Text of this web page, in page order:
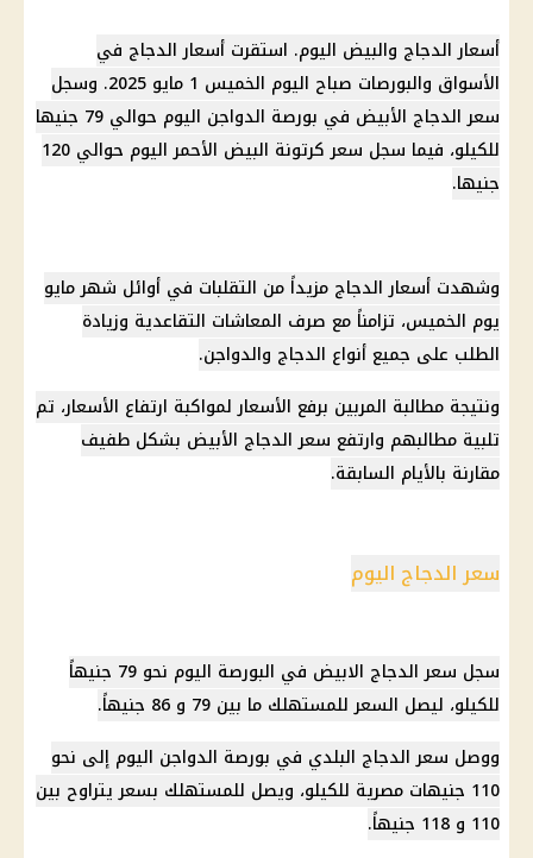
أسعار الدجاج والبيض اليوم. استقرت أسعار الدجاج في
الأسواق والبورصات صباح اليوم الخميس 1 مايو 2025. وسجل
سعر الدجاج الأبيض في بورصة الدواجن اليوم حوالي 79 جنيها
للكيلو، فيما سجل سعر كرتونة البيض الأحمر اليوم حوالي 120
جنيها.
وشهدت أسعار الدجاج مزيداً من التقلبات في أوائل شهر مايو
يوم الخميس، تزامناً مع صرف المعاشات التقاعدية وزيادة
الطلب على جميع أنواع الدجاج والدواجن.
ونتيجة مطالبة المربين برفع الأسعارلمواكبة ارتفاع الأسعار، تم
تلبية مطالبهم وارتفع سعر الدجاج الأبيض بشكل طفيف
مقارنة بالأيام السابقة.
سعر الدجاج اليوم
سجل سعر الدجاج الابيض
في البورصة اليوم نحو 79 جنيهاً
للكيلو، ليصل السعر للمستهلك ما بين 79 و 86 جنيهاً.
ووصل سعر الدجاج البلدي في بورصة الدواجن اليوم إلى نحو
110 جنيهات مصرية للكيلو، ويصل للمستهلك بسعر يتراوح بين
110 و 118 جنيهاً.